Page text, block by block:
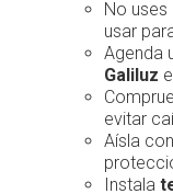
No
usar
Agenda
Galiluz
evitar
Aísla
Instala